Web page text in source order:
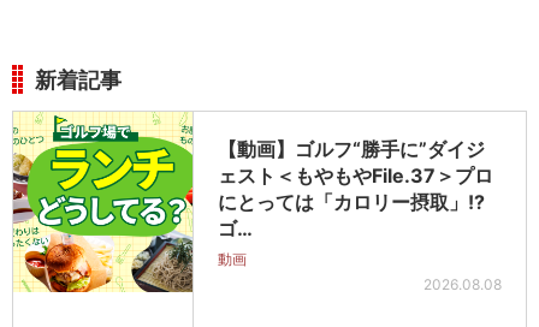
新着記事
【動画】ゴルフ“勝手に”ダイジ
ェスト＜もやもやFile.37＞プロ
にとっては「カロリー摂取」!?
ゴ…
動画
2026.08.08